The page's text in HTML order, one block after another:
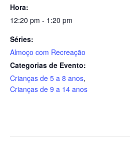
Hora:
12:20 pm - 1:20 pm
Séries:
Almoço com Recreação
Categorias de Evento:
Crianças de 5 a 8 anos,
Crianças de 9 a 14 anos